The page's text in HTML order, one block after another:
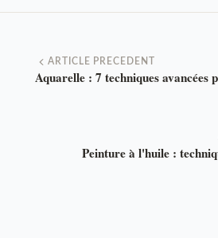
ARTICLE PRECEDENT
Aquarelle : 7 techniques avancées
Peinture à l'huile :